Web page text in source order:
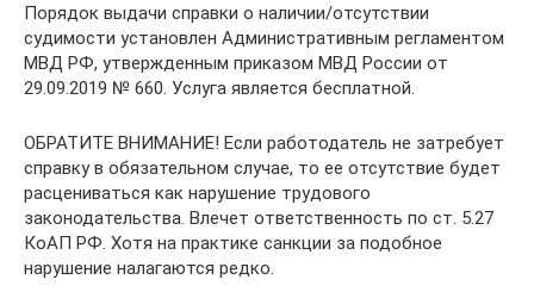
Порядок выдачи справки о наличии/отсутствии
судимости установлен Административным регламентом
МВД РФ, утвержденным приказом МВД России от
29.09.2019 № 660. Услуга является бесплатной.
ОБРАТИТЕ ВНИМАНИЕ! Если работодатель не затребует
справку в обязательном случае, то ее отсутствие будет
расцениваться как нарушение трудового
законодательства. Влечет ответственность по ст. 5.27
КоАП РФ. Хотя на практике санкции за подобное
нарушение налагаются редко.